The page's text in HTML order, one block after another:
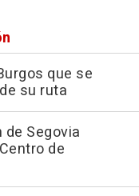
que se
su ruta
Segovia
de